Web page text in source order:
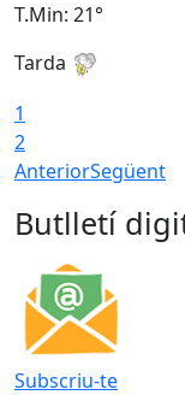
T.Min: 21°
Tarda
1
2
AnteriorSegüent
Butlletí
Subscriu-te